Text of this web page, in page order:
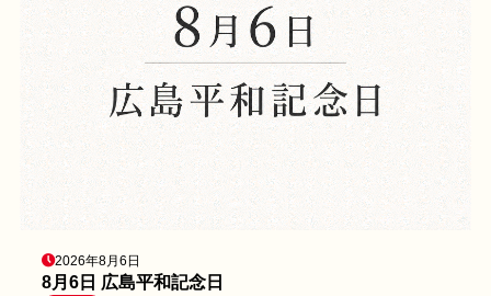
2026年8月6日
8月6日 広島平和記念日